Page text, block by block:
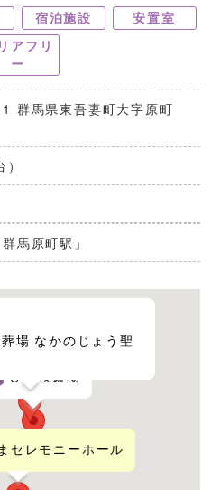
宿泊施設
安置室
アフリ
ー
群馬県東吾妻町大字原町
馬原町駅」
場 なかのじょう聖
セレモニーホール